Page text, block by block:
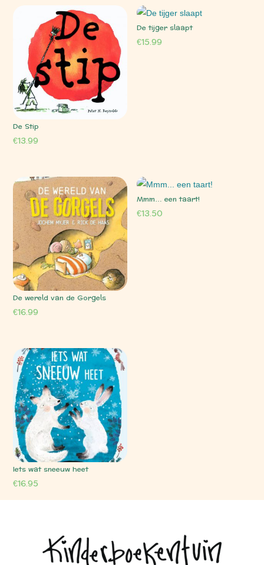
De Stip
€13.99
De tijger slaapt
€15.99
De wereld van de Gorgels
€16.99
Mmm… een taart!
€13.50
Iets wat sneeuw heet
€16.95